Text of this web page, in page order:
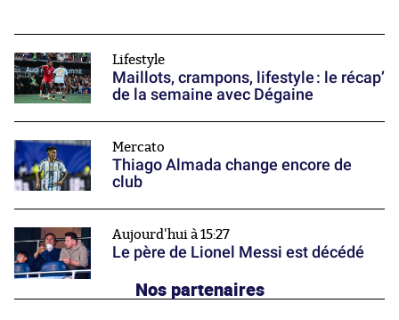
Lifestyle
Maillots, crampons, lifestyle : le récap’
de la semaine avec Dégaine
Mercato
Thiago Almada change encore de
club
Aujourd'hui à 15:27
Le père de Lionel Messi est décédé
Nos partenaires